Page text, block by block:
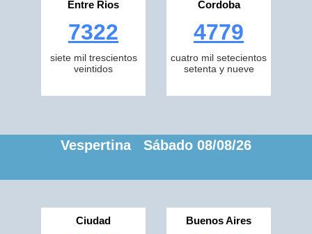
Entre Rios
7322
siete mil trescientos
veintidos
Cordoba
4779
cuatro mil setecientos
setenta y nueve
Vespertina Sábado 08/08/26
Ciudad Buenos Aires